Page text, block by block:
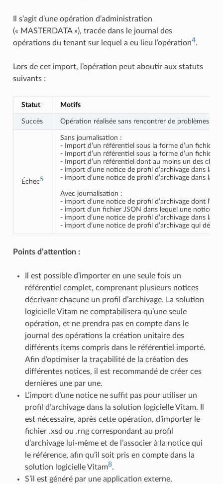
Il s’agit d’une opération d’administration
(« MASTERDATA »), tracée dans le journal des
opérations du tenant sur lequel a eu lieu l’opération4.
Lors de cet import, l’opération peut aboutir aux statuts
suivants :
Statut Motifs
Succès Opération réalisée sans rencontrer de problèmes
Échec5
Sans journalisation :
- Import d’un référentiel sous la forme d’un fichier
- Import d’un référentiel sous la forme d’un fichier
- Import d’un référentiel dont au moins un des
- import d’une notice de profil d’archivage dans
- import d’une notice de profil d’archivage dans
Avec journalisation :
- import d’une notice de profil d’archivage dont
- import d’un fichier JSON dans lequel une notice
- import d’une notice de profil d’archivage dans
- import d’une notice de profil d’archivage qui
Points d’attention :
Il est possible d’importer en une seule fois un
référentiel complet, comprenant plusieurs notices
décrivant chacune un profil d’archivage. La solution
logicielle Vitam ne comptabilisera qu’une seule
opération, et ne prendra pas en compte dans le
journal des opérations la création unitaire des
différents items compris dans le référentiel importé.
Afin d’optimiser la traçabilité de la création des
différentes notices, il est recommandé de créer ces
dernières une par une.
L’import d’une notice ne suffit pas pour utiliser un
profil d’archivage dans la solution logicielle Vitam. Il
est nécessaire, après cette opération, d’importer le
fichier .xsd ou .rng correspondant au profil
d’archivage lui-même et de l’associer à la notice qui
le référence, afin qu’il soit pris en compte dans la
solution logicielle Vitam8.
S’il est généré par une application externe,